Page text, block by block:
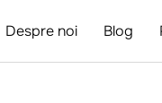
Despre noi Blog